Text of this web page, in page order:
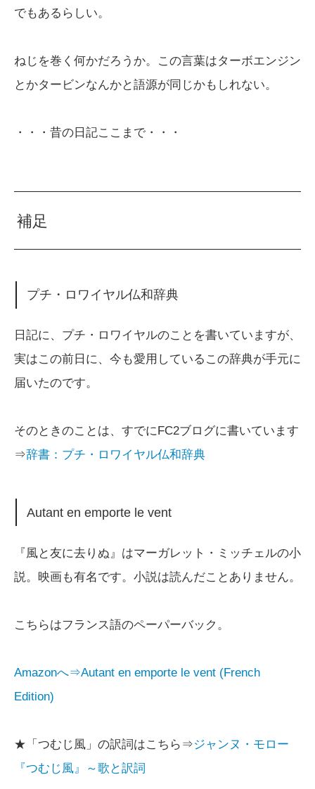
でもあるらしい。
ねじを巻く何かだろうか。この言葉はターボエンジン
とかタービンなんかと語源が同じかもしれない。
・・・昔の日記ここまで・・・
補足
プチ・ロワイヤル仏和辞典
日記に、プチ・ロワイヤルのことを書いていますが、
実はこの前日に、今も愛用しているこの辞典が手元に
届いたのです。
そのときのことは、すでにFC2ブログに書いています
⇒辞書：プチ・ロワイヤル仏和辞典
Autant en emporte le vent
『風と友に去りぬ』はマーガレット・ミッチェルの小
説。映画も有名です。小説は読んだことありません。
こちらはフランス語のペーパーバック。
Amazonへ⇒Autant en emporte le vent (French
Edition)
★「つむじ風」の訳詞はこちら⇒ジャンヌ・モロー
『つむじ風』～歌と訳詞